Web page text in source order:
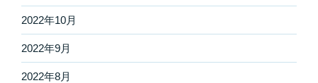
2022年10月
2022年9月
2022年8月